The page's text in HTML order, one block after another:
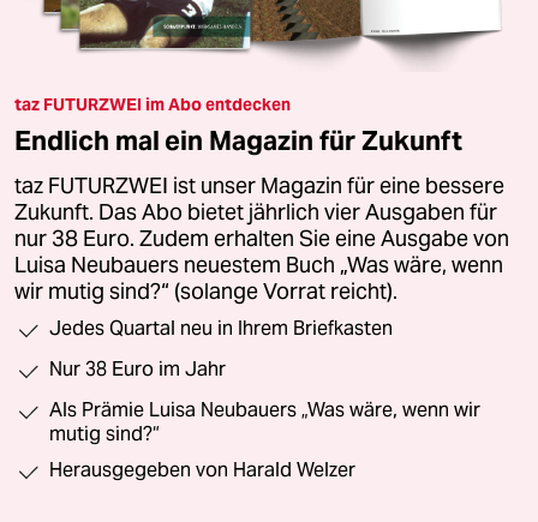
taz FUTURZWEI im Abo entdecken
Endlich mal ein Magazin für Zukunft
taz FUTURZWEI ist unser Magazin für eine bessere
Zukunft. Das Abo bietet jährlich vier Ausgaben für
nur 38 Euro. Zudem erhalten Sie eine Ausgabe von
Luisa Neubauers neuestem Buch „Was wäre, wenn
wir mutig sind?“ (solange Vorrat reicht).
Jedes Quartal neu in Ihrem Briefkasten
Nur 38 Euro im Jahr
Als Prämie Luisa Neubauers „Was wäre, wenn wir
mutig sind?“
Herausgegeben von Harald Welzer